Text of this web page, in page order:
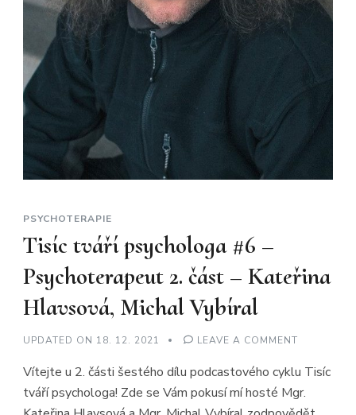
PSYCHOTERAPIE
Tisíc tváří psychologa #6 –
Psychoterapeut 2. část – Kateřina
Hlavsová, Michal Vybíral
UPDATED ON 18. 12. 2021 LEAVE A COMMENT
–
Vítejte u 2. části šestého dílu podcastového cyklu Tisíc
tváří psychologa! Zde se Vám pokusí mí hosté Mgr.